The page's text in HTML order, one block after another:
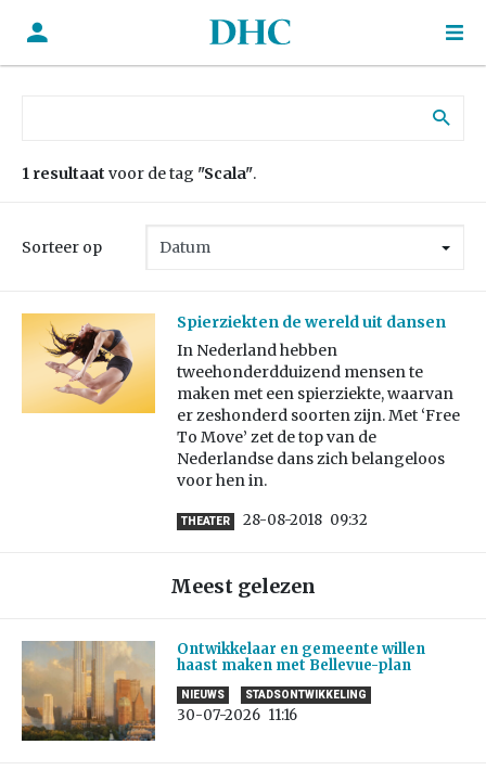
1 resultaat voor de tag "Scala".
Sorteer op
Spierziekten de wereld uit dansen
In Nederland hebben
tweehonderdduizend mensen te
maken met een spierziekte, waarvan
er zeshonderd soorten zijn. Met ‘Free
To Move’ zet de top van de
Nederlandse dans zich belangeloos
voor hen in.
THEATER 28-08-2018 09:32
Meest gelezen
Ontwikkelaar en gemeente willen
haast maken met Bellevue-plan
NIEUWS STADSONTWIKKELING
30-07-2026 11:16